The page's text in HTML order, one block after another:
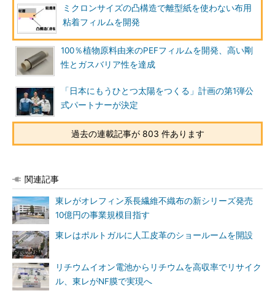
ミクロンサイズの凸構造で離型紙を使わない布用
粘着フィルムを開発
100％植物原料由来のPEFフィルムを開発、高い剛
性とガスバリア性を達成
「日本にもうひとつ太陽をつくる」計画の第1弾公
式パートナーが決定
過去の連載記事が 803 件あります
関連記事
東レがオレフィン系長繊維不織布の新シリーズ発売
10億円の事業規模目指す
東レはポルトガルに人工皮革のショールームを開設
リチウムイオン電池からリチウムを高収率でリサイク
ル、東レがNF膜で実現へ